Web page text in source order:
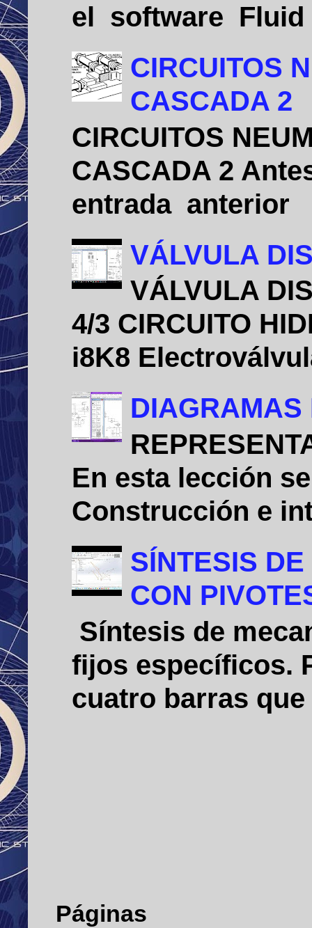
el software Fluid
CIRCUITOS
CASCADA 2
CIRCUITOS
CASCADA 2
entrada anterior
VÁLVULA
VÁLVULA
4/3 CIRCUITO
i8K8
DIAGRAMAS
En esta lección
Construcción e
SÍNTESIS
CON
Síntesis de
fijos específicos.
cuatro barras que
Páginas